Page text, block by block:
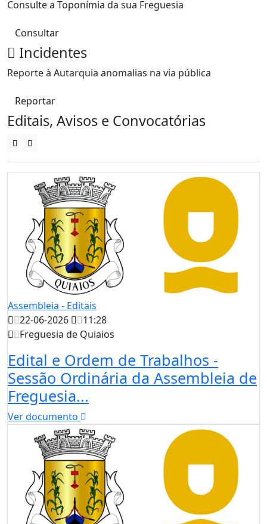
Consulte a Toponímia da sua Freguesia
Consultar
Incidentes
Reporte à Autarquia anomalias na via pública
Reportar
Editais, Avisos e Convocatórias
Assembleia - Editais
22-06-2026
11:28
Freguesia de Quiaios
Edital e Ordem de Trabalhos -
Sessão Ordinária da Assembleia de
Freguesia...
Ver documento